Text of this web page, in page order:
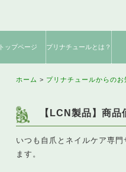
トップページ プリナチュールとは？
施術内容のご紹介
コンセプト
サロンからのお約束
創業者メッセージ
お客様感想
ホーム プリナチュールからのお
【LCN製品】商品
いつも自爪とネイルケア専
ます。